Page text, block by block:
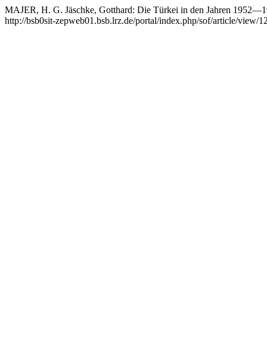
MAJER, H. G. Jäschke, Gotthard: Die Türkei in den Jahren
http://bsb0sit-zepweb01.bsb.lrz.de/portal/index.php/sof/article/view/